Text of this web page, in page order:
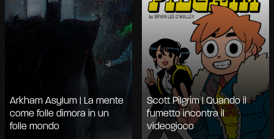
Arkham Asylum | La mente
come folle dimora in un
folle mondo
Scott Pilgrim | Quando il
fumetto incontra il
videogioco